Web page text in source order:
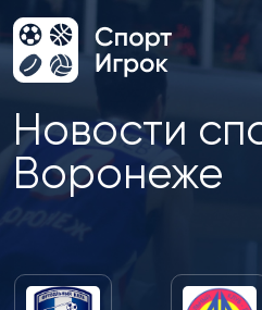
Новости
Воронеже